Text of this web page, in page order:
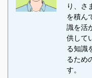
り、さ
を積ん
識を活
供して
る知識
るため
す。